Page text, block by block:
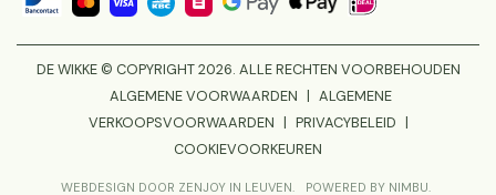
DE WIKKE © COPYRIGHT 2026. ALLE RECHTEN VOORBEHOUDEN
ALGEMENE VOORWAARDEN | ALGEMENE
VERKOOPSVOORWAARDEN | PRIVACYBELEID |
COOKIEVOORKEUREN
WEBDESIGN DOOR ZENJOY IN LEUVEN. POWERED BY NIMBU.